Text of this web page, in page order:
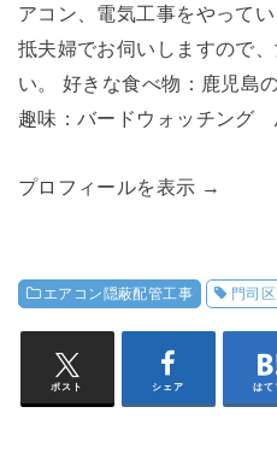
アコン、電気工事をやって
抵夫婦でお伺いしますので
い。 好きな食べ物：鹿児島
趣味：バードウォッチング
プロフィールを表示 →
エアコン隠蔽配管工事 門司区
ポスト シェア はて